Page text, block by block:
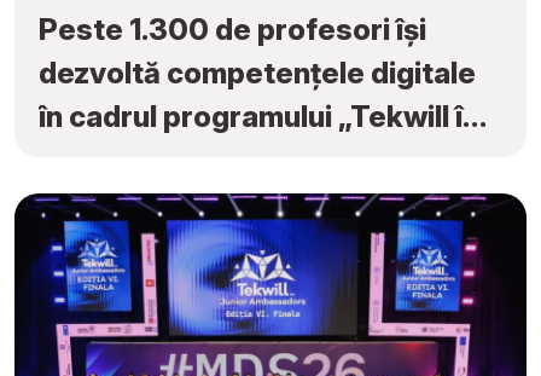
Peste 1.300 de profesori își
dezvoltă competențele digitale
în cadrul programului „Tekwill în